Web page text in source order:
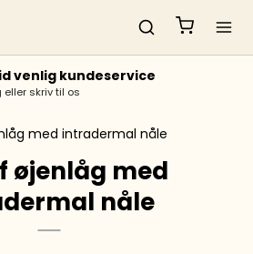
venlig kundeservice
eller skriv til os
med intradermal nåle
øjenlåg med
nåle